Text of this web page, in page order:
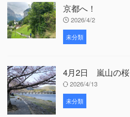
京都へ！
2026/4/2
未分類
4月2日 嵐山の桜
2026/4/13
未分類